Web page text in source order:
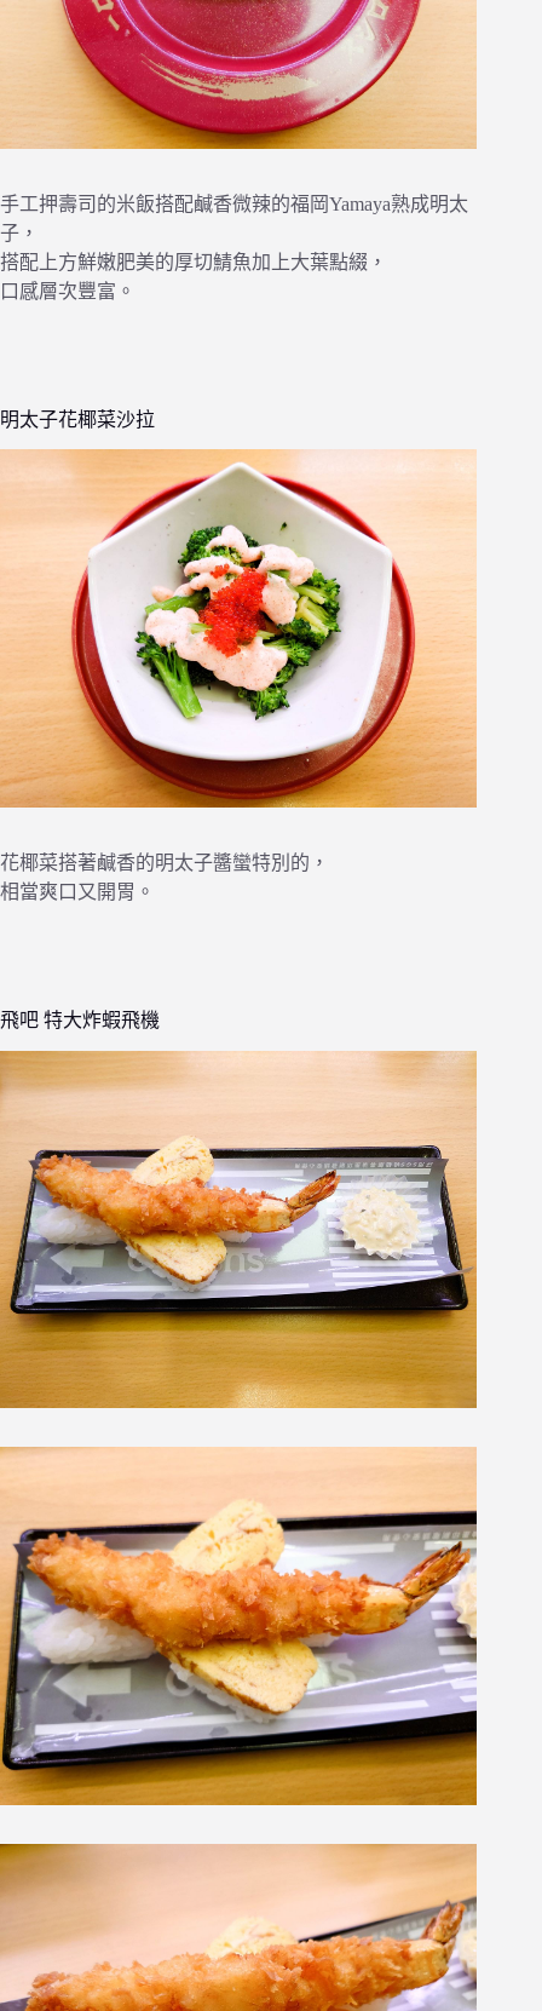
手工押壽司的米飯搭配鹹香微辣的福岡Yamaya熟成明太
子，
搭配上方鮮嫩肥美的厚切鯖魚加上大葉點綴，
口感層次豐富。
明太子花椰菜沙拉
花椰菜搭著鹹香的明太子醬蠻特別的，
相當爽口又開胃。
飛吧 特大炸蝦飛機